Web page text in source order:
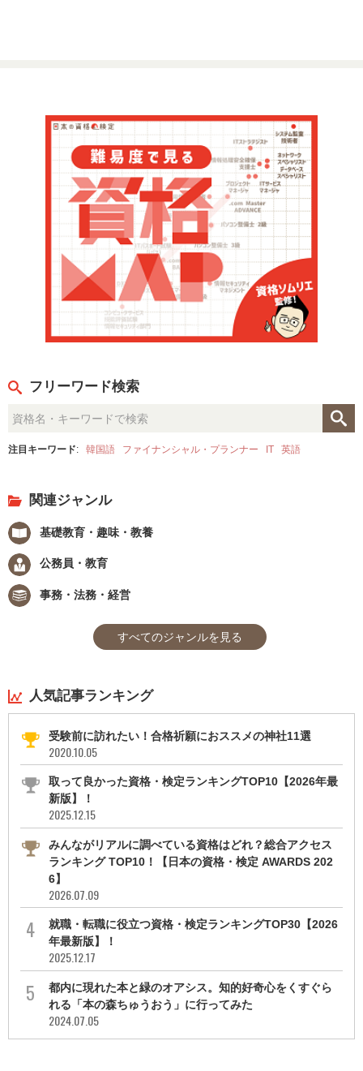
フリーワード検索
注目キーワード: 韓国語 ファイナンシャル・プランナー IT 英語
関連ジャンル
基礎教育・趣味・教養
公務員・教育
事務・法務・経営
すべてのジャンルを見る
人気記事ランキング
受験前に訪れたい！合格祈願におススメの神社11選
2020.10.05
取って良かった資格・検定ランキングTOP10【2026年最
新版】！
2025.12.15
みんながリアルに調べている資格はどれ？総合アクセス
ランキング TOP10！【日本の資格・検定 AWARDS 202
6】
2026.07.09
就職・転職に役立つ資格・検定ランキングTOP30【2026
年最新版】！
2025.12.17
都内に現れた本と緑のオアシス。知的好奇心をくすぐら
れる「本の森ちゅうおう」に行ってみた
2024.07.05